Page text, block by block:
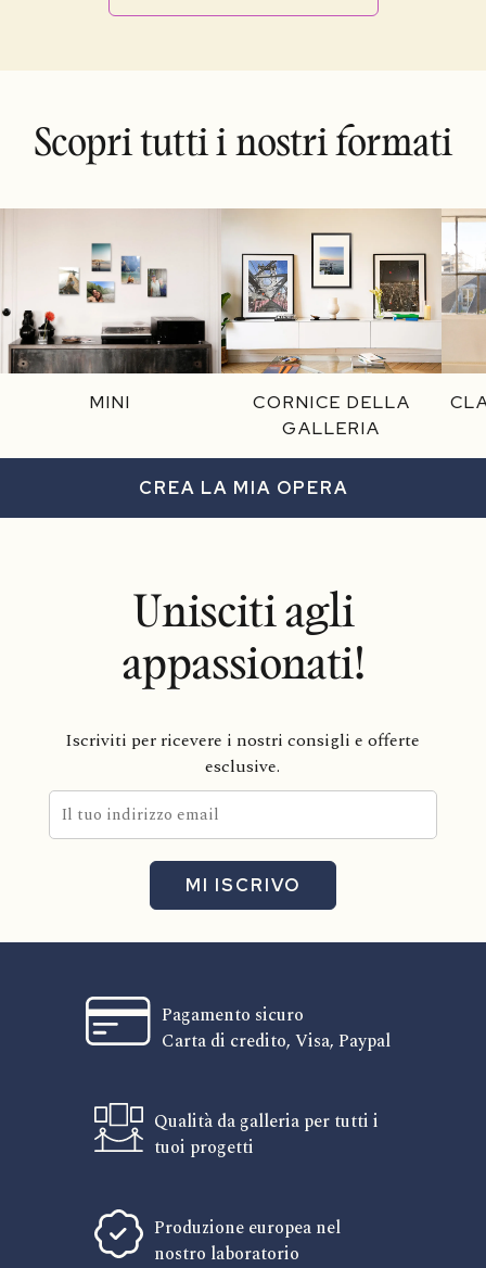
Scopri tutti i nostri formati
MINI
CORNICE DELLA
GALLERIA
CREA LA MIA OPERA
Unisciti agli
appassionati!
Iscriviti per ricevere i nostri consigli e offerte
esclusive.
MI ISCRIVO
Pagamento sicuro
Carta di credito, Visa, Paypal
Qualità da galleria per tutti i
tuoi progetti
Produzione europea nel
nostro laboratorio